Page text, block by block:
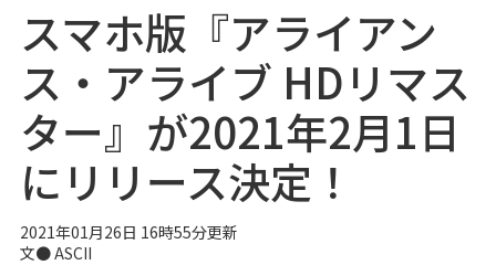
スマホ版『アライアン
ス・アライブ HDリマス
ター』が2021年2月1日
にリリース決定！
2021年01月26日 16時55分更新
文● ASCII